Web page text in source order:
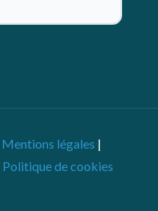
Mentions légales |
Politique de cookies